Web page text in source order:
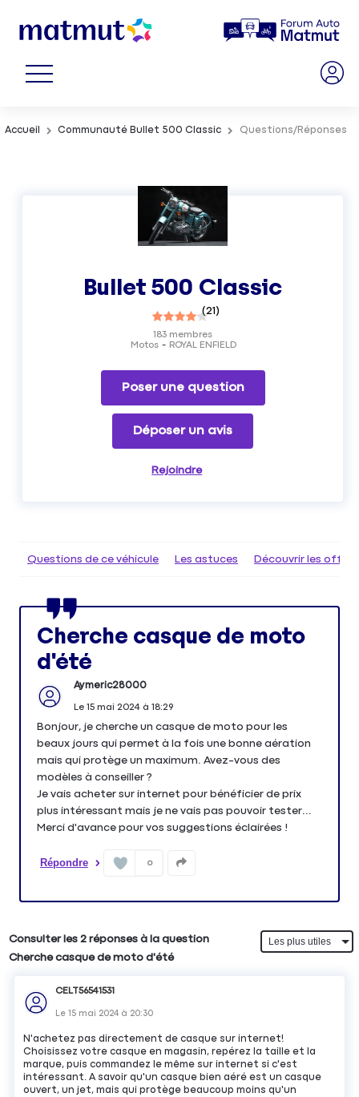
Accueil Communauté Bullet 500 Classic Questions/Réponses
Bullet 500 Classic
(21)
Motos ROYAL ENFIELD
183 membres
Poser une question
Déposer un avis
Rejoindre
Questions de ce véhicule Les astuces Découvrir les
Cherche casque de moto
d'été
Aymeric28000
Le 15 mai 2024à 18:29
Bonjour, je cherche un casque de moto pour les
beaux jours qui permet à la fois une bonne aération
mais qui protège un maximum. Avez-vous des
modèles à conseiller ?
Je vais acheter sur internet pour bénéficier de prix
plus intéressant mais je ne vais pas pouvoir tester...
Merci d'avance pour vos suggestions éclairées !
Répondre 0
Consulter les 2 réponses à la question
Cherche casque de moto d'été
CELT56541531
Le15 mai 2024 à 20:30
N'achetez pas directement de casque sur internet!
Choisissez votre casque en magasin, repérez la taille et la
marque, puis commandez le même sur internet si c'est
intéressant. A savoir qu'un casque bien aéré est un casque
ouvert, un jet, mais qui protège beaucoup moins qu'un